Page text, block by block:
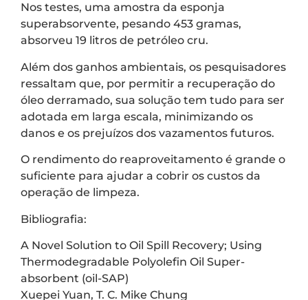
Nos testes, uma amostra da esponja
superabsorvente, pesando 453 gramas,
absorveu 19 litros de petróleo cru.
Além dos ganhos ambientais, os pesquisadores
ressaltam que, por permitir a recuperação do
óleo derramado, sua solução tem tudo para ser
adotada em larga escala, minimizando os
danos e os prejuízos dos vazamentos futuros.
O rendimento do reaproveitamento é grande o
suficiente para ajudar a cobrir os custos da
operação de limpeza.
Bibliografia:
A Novel Solution to Oil Spill Recovery; Using
Thermodegradable Polyolefin Oil Super-
absorbent (oil-SAP)
Xuepei Yuan, T. C. Mike Chung